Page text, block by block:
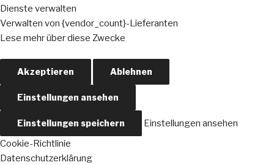
Dienste verwalten
Verwalten von {vendor_count}-Lieferanten
Lese mehr über diese Zwecke
Akzeptieren Ablehnen
Einstellungen ansehen
Einstellungen speichern
Einstellungen ansehen
Cookie-Richtlinie
Datenschutzerklärung